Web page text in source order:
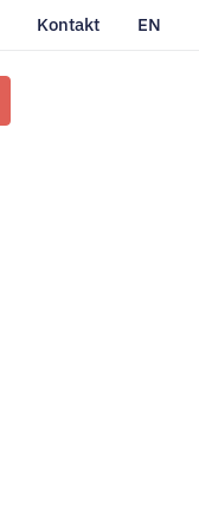
Kontakt EN